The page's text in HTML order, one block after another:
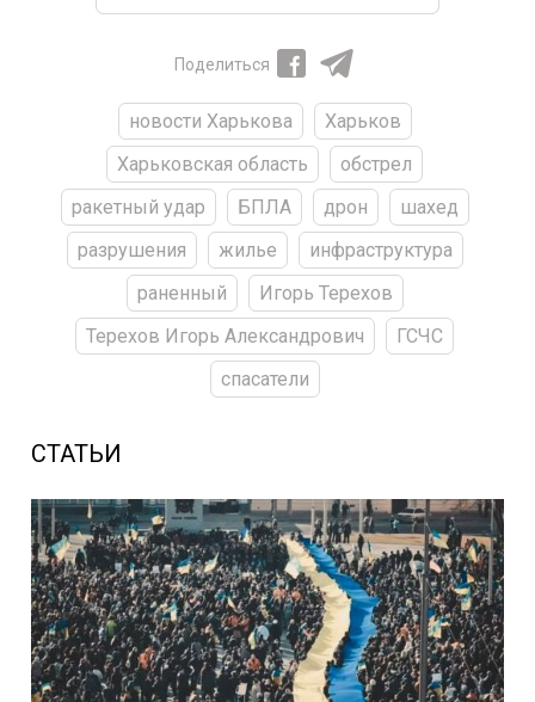
Поделиться
новости Харькова
Харьков
Харьковская область
обстрел
ракетный удар
БПЛА дрон
шахед
разрушения
жилье
инфраструктура
раненный
Игорь Терехов
Терехов Игорь Александрович
ГСЧС
спасатели
СТАТЬИ